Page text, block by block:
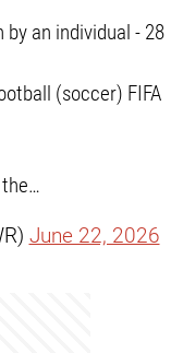
by an individual - 28
(soccer) FIFA
June 22, 2026